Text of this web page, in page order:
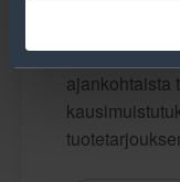
ajankohtaista